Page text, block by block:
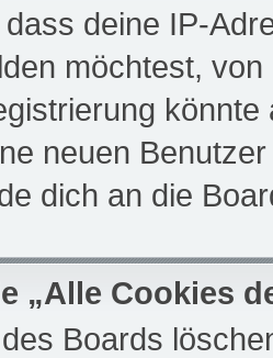
deine IP-
möchtest,
neuen
dich an die
„Alle Cookies
Boards